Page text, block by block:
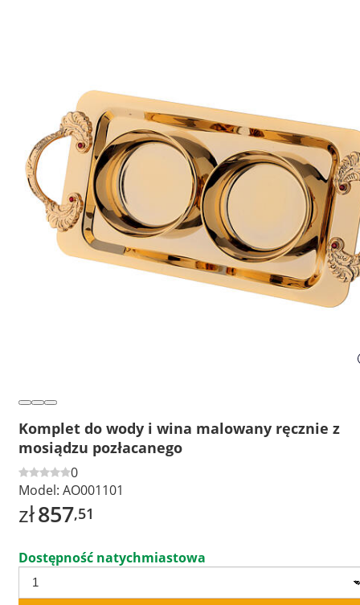
Komplet do wody i wina malowany ręcznie z
mosiądzu pozłacanego
0
Model: AO001101
zł857,51
Dostępność natychmiastowa